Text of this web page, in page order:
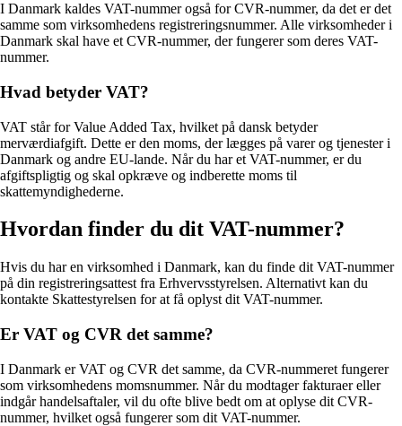
I Danmark kaldes VAT-nummer også for CVR-nummer, da det er det
samme som virksomhedens registreringsnummer. Alle virksomheder i
Danmark skal have et CVR-nummer, der fungerer som deres VAT-
nummer.
Hvad betyder VAT?
VAT står for Value Added Tax, hvilket på dansk betyder
merværdiafgift. Dette er den moms, der lægges på varer og tjenester i
Danmark og andre EU-lande. Når du har et VAT-nummer, er du
afgiftspligtig og skal opkræve og indberette moms til
skattemyndighederne.
Hvordan finder du dit VAT-nummer?
Hvis du har en virksomhed i Danmark, kan du finde dit VAT-nummer
på din registreringsattest fra Erhvervsstyrelsen. Alternativt kan du
kontakte Skattestyrelsen for at få oplyst dit VAT-nummer.
Er VAT og CVR det samme?
I Danmark er VAT og CVR det samme, da CVR-nummeret fungerer
som virksomhedens momsnummer. Når du modtager fakturaer eller
indgår handelsaftaler, vil du ofte blive bedt om at oplyse dit CVR-
nummer, hvilket også fungerer som dit VAT-nummer.